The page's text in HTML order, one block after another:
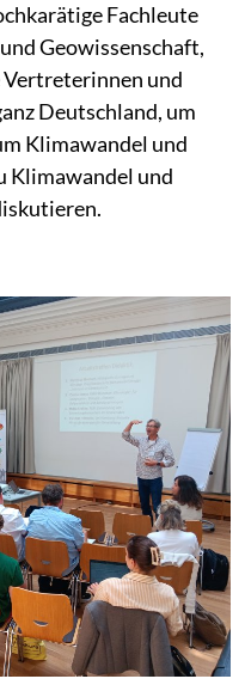
Fachleute
Geowissenschaft,
Vertreterinnen und
Deutschland, um
Klimawandel und
Klimawandel und